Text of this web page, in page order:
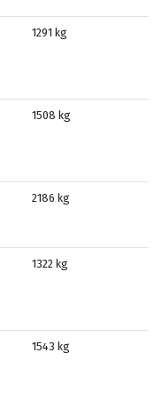
1291 kg
1508 kg
2186 kg
1322 kg
1543 kg